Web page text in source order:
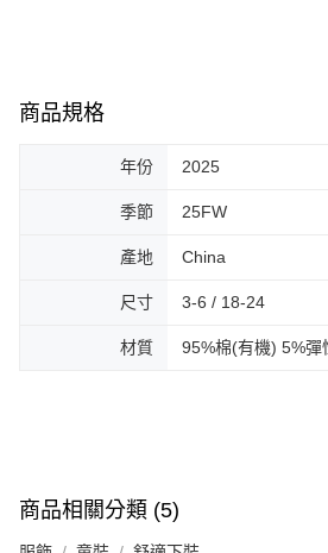
商品規格
年份 2025
季節 25FW
產地 China
尺寸 3-6 / 18-24
材質 95%棉(有機) 5%彈
商品相關分類 (5)